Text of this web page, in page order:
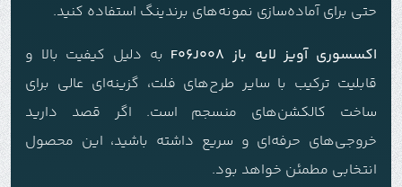
حتی برای آماده‌سازی نمونه‌های برندینگ استفاده کنید.
اکسسوری آویز لایه باز F06J008
به دلیل کیفیت بالا و
قابلیت ترکیب با سایر طرح‌های فلت، گزینه‌ای عالی برای
ساخت کالکشن‌های منسجم است. اگر قصد دارید
خروجی‌های حرفه‌ای و سریع داشته باشید، این محصول
انتخابی مطمئن خواهد بود.